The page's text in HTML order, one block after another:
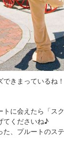
きまっているね！
トに会えたら「ス
てくださいね♪
た、プルートのス